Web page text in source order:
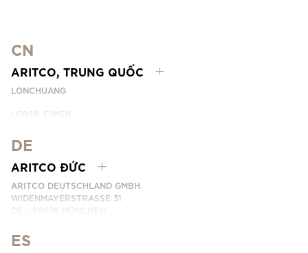
CN
ARITCO, TRUNG QUỐC
LONCHUANG
LG059, CIMEN
SHANGHAI, CHINA
EMAIL:INFO.CHINA@ARITCO.COM
ĐIỆN THOẠI: +86 400 6233 121
LIÊN HỆ
DE
ARITCO ĐỨC
ARITCO DEUTSCHLAND GMBH
WIDENMAYERSTRASSE 31
DE – 80538 MÜNCHEN
ĐIỆN THOẠI: +49 7123 9597272
ES